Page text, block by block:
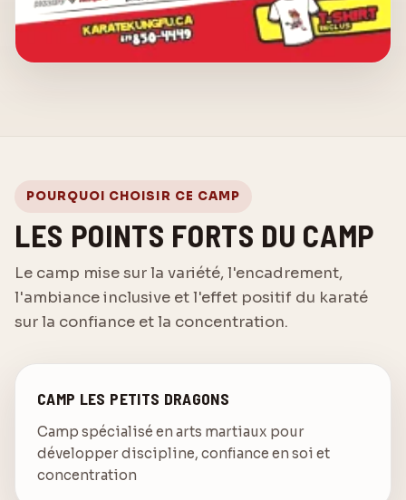
POURQUOI CHOISIR CE CAMP
LES POINTS FORTS DU CAMP
Le camp mise sur la variété, l'encadrement,
l'ambiance inclusive et l'effet positif du karaté
sur la confiance et la concentration.
CAMP LES PETITS DRAGONS
Camp spécialisé en arts martiaux pour
développer discipline, confiance en soi et
concentration